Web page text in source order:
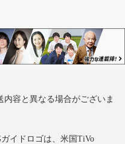
容と異なる場合がございま
イドロゴは、米国TiVo